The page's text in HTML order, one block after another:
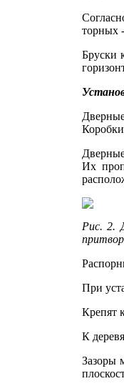
торных
Бруски
Их
Рис. 2.
При
Крепят
К
Зазоры